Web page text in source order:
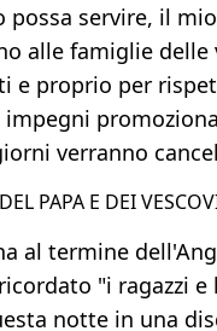
possa servire, il
alle famiglie delle
e proprio per
verranno
PAPA E DEI
al termine
"i ragazzi
notte in una